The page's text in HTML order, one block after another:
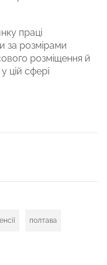
праці
за розмірами
розміщення й
цій сфері
полтава